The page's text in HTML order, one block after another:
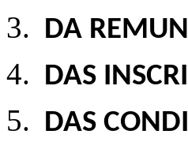
DA
DAS
DAS